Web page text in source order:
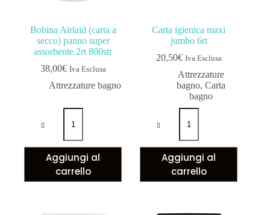
Bobina Airlaid (carta a
secco) panno super
assorbente 2rt 800str
38,00€ Iva Esclusa
Attrezzature bagno
Aggiungi al
carrello
Carta igienica maxi
jumbo 6rt
20,50€ Iva Esclusa
Attrezzature
bagno, Carta
bagno
Aggiungi al
carrello